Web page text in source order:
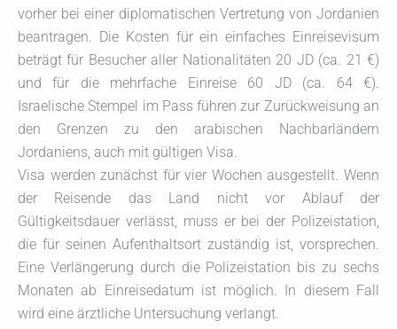
vorher bei einer diplomatischen Vertretung von Jordanien
beantragen. Die Kosten für ein einfaches Einreisevisum
beträgt für Besucher aller Nationalitäten 20 JD (ca. 21 €)
und für die mehrfache Einreise 60 JD (ca. 64 €).
Israelische Stempel im Pass führen zur Zurückweisung an
den Grenzen zu den arabischen Nachbarländern
Jordaniens, auch mit gültigen Visa.
Visa werden zunächst für vier Wochen ausgestellt. Wenn
der Reisende das Land nicht vor Ablauf der
Gültigkeitsdauer verlässt, muss er bei der Polizeistation,
die für seinen Aufenthaltsort zuständig ist, vorsprechen.
Eine Verlängerung durch die Polizeistation bis zu sechs
Monaten ab Einreisedatum ist möglich. In diesem Fall
wird eine ärztliche Untersuchung verlangt.